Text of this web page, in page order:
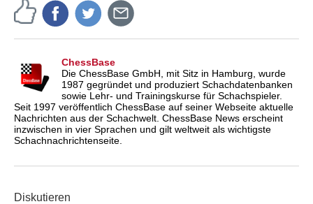
ChessBase
Die ChessBase GmbH, mit Sitz in Hamburg, wurde
1987 gegründet und produziert Schachdatenbanken
sowie Lehr- und Trainingskurse für Schachspieler.
Seit 1997 veröffentlich ChessBase auf seiner Webseite aktuelle
Nachrichten aus der Schachwelt. ChessBase News erscheint
inzwischen in vier Sprachen und gilt weltweit als wichtigste
Schachnachrichtenseite.
Diskutieren